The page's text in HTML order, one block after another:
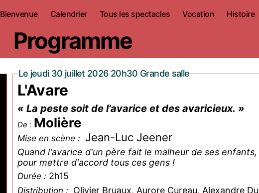
Bienvenue Calendrier Tous les spectacles Vocation Histoire
Programme
Le jeudi 30 juillet 2026 20h30 Grande salle
L'Avare
« La peste soit de l'avarice et des avaricieux. »
De : Molière
Mise en scène : Jean-Luc Jeener
Quand l'avarice d'un père fait le malheur de ses
pour mettre d'accord tous ces gens !
Durée : 2h15
Distribution : Olivier Bruaux, Aurore Cureau, Alexandre